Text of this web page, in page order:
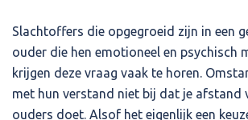
Slachtoffers die opgegroeid zijn in een
ouder die hen emotioneel en psychisch
krijgen deze vraag vaak te horen.
met hun verstand niet bij dat je afstand
ouders doet. Alsof het eigenlijk een